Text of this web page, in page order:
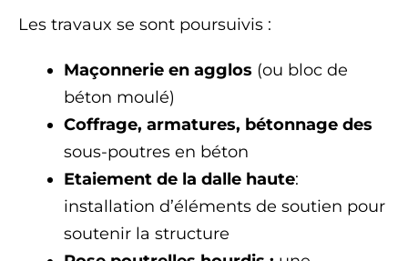
Les travaux se sont poursuivis :
Maçonnerie en agglos (ou bloc de
béton moulé)
Coffrage, armatures, bétonnage des
sous-poutres en béton
Etaiement de la dalle haute:
installation d’éléments de soutien pour
soutenir la structure